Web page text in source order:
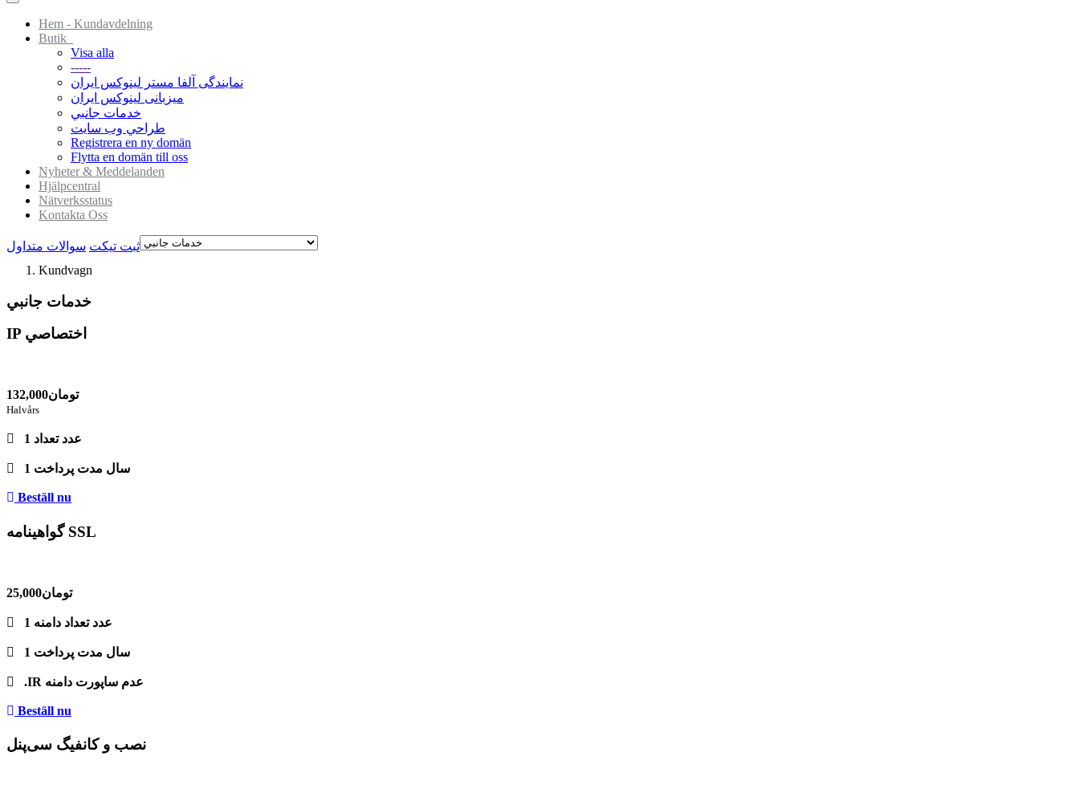
Toggle
navigationHem - Kundavdelning
Butik
Visa alla
-----
نمایندگی آلفا مستر لینوکس ایران
میزبانی لینوکس ایران
خدمات جانبي
طراحي وب سايت
Registrera en ny domän
Flytta en domän till oss
Nyheter & Meddelanden
Hjälpcentral
Nätverksstatus
Kontakta Oss
سوالات متداول ثبت تیکت
Kundvagn
خدمات جانبي
IP اختصاصي
132,000تومان
Halvårs
1 عدد تعداد
1 سال مدت پرداخت
Beställ nu
گواهينامه SSL
25,000تومان
1 عدد تعداد دامنه
1 سال مدت پرداخت
.IR عدم ساپورت دامنه
Beställ nu
نصب و کانفیگ سی‌پنل